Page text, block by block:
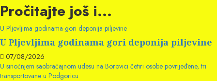
Pročitajte još i...
U Pljevljima godinama gori deponija piljevine
U Pljevljima godinama gori deponija piljevine
07/08/2026
U sinoćnjem saobraćajnom udesu na Borovici četiri osobe povrijeđene, tri
transportovane u Podgoricu